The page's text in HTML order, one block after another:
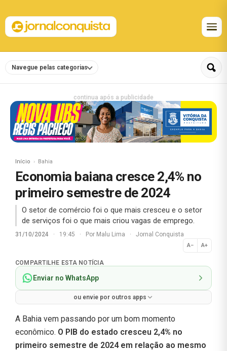
Navegue pelas categorias
continua após a publicidade
Início Bahia
Economia baiana cresce 2,4% no
primeiro semestre de 2024
O setor de comércio foi o que mais cresceu e o setor
de serviços foi o que mais criou vagas de emprego.
31/10/2024 · 19:45 · Por Malu Lima · Jornal Conquista
A− A+
Normal
COMPARTILHE ESTA NOTÍCIA
Enviar no WhatsApp
ou envie por outros apps
A Bahia vem passando por um bom momento
econômico. O PIB do estado cresceu 2,4% no
primeiro semestre de 2024 em relação ao mesmo